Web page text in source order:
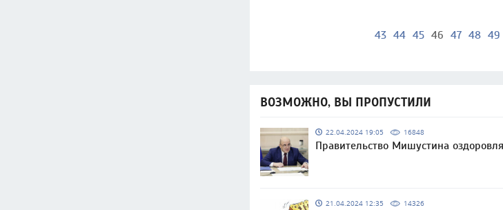
43 44 45 46 47 48 49
ВОЗМОЖНО, ВЫ ПРОПУСТИЛИ
22.04.2024 19:05 16848
Правительство Мишустина
21.04.2024 12:35 14326